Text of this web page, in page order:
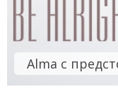
Alma с